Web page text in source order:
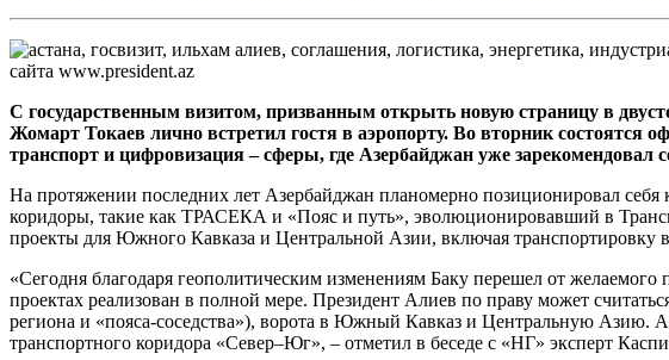
сайта www.president.az
С государственным визитом, призванным открыть новую страницу в
Жомарт Токаев лично встретил гостя в аэропорту. Во вторник
транспорт и цифровизация – сферы, где Азербайджан уже
На протяжении последних лет Азербайджан планомерно позиционировал себя
коридоры, такие как ТРАСЕКА и «Пояс и путь», эволюционировавший в
проекты для Южного Кавказа и Центральной Азии, включая транспортировку
«Сегодня благодаря геополитическим изменениям Баку перешел от
проектах реализован в полной мере. Президент Алиев по праву может
региона и «пояса-соседства»), ворота в Южный Кавказ и Центральную Азию.
транспортного коридора «Север–Юг», – отметил в беседе с «НГ» эксперт